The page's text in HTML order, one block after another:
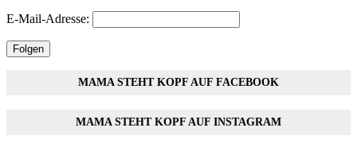
E-Mail-Adresse:
Folgen
MAMA STEHT KOPF AUF FACEBOOK
MAMA STEHT KOPF AUF INSTAGRAM